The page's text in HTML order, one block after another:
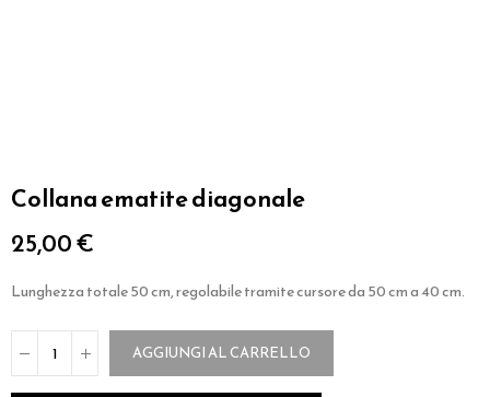
Collana ematite diagonale
25,00 €
Lunghezza totale 50 cm, regolabile tramite cursore da 50 cm a 40 cm.
AGGIUNGI AL CARRELLO